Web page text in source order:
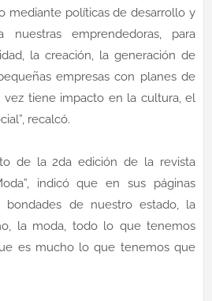
mediante políticas de desarrollo y
nuestras emprendedoras, para
la creación, la generación de
empresas con planes de
tiene impacto en la cultura, el
recalcó.
de la 2da edición de la revista
indicó que en sus páginas
bondades de nuestro estado, la
la moda, todo lo que tenemos
es mucho lo que tenemos que